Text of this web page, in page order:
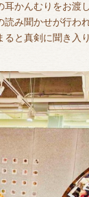
かんむりをお渡し
み聞かせが行われ
と真剣に聞き入